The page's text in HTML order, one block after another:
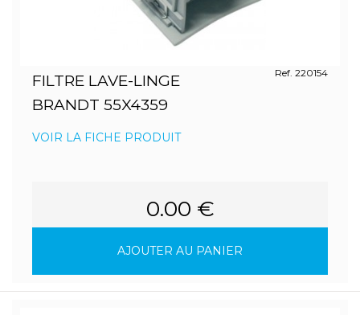
FILTRE LAVE-LINGE
BRANDT 55X4359
Ref. 220154
VOIR LA FICHE PRODUIT
0.00 €
AJOUTER AU PANIER